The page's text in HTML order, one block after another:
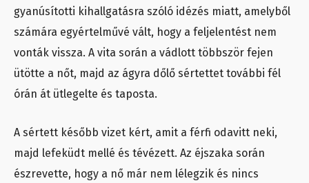
gyanúsítotti kihallgatásra szóló idézés miatt, amelyből
számára egyértelművé vált, hogy a feljelentést nem
vonták vissza. A vita során a vádlott többször fejen
ütötte a nőt, majd az ágyra dőlő sértettet további fél
órán át ütlegelte és taposta.
A sértett később vizet kért, amit a férfi odavitt neki,
majd lefeküdt mellé és tévézett. Az éjszaka során
észrevette, hogy a nő már nem lélegzik és nincs